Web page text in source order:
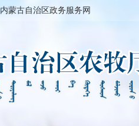
内蒙古自治区政务服务网